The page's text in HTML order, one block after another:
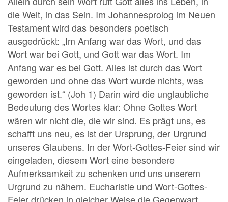
die Welt, in das Sein. Im Johannesprolog im Neuen
Testament wird das besonders poetisch
ausgedrückt: „Im Anfang war das Wort, und das
Wort war bei Gott, und Gott war das Wort. Im
Anfang war es bei Gott. Alles ist durch das Wort
geworden und ohne das Wort wurde nichts, was
geworden ist.“ (Joh 1) Darin wird die unglaubliche
Bedeutung des Wortes klar: Ohne Gottes Wort
wären wir nicht die, die wir sind. Es prägt uns, es
schafft uns neu, es ist der Ursprung, der Urgrund
unseres Glaubens. In der Wort-Gottes-Feier sind wir
eingeladen, diesem Wort eine besondere
Aufmerksamkeit zu schenken und uns unserem
Urgrund zu nähern. Eucharistie und Wort-Gottes-